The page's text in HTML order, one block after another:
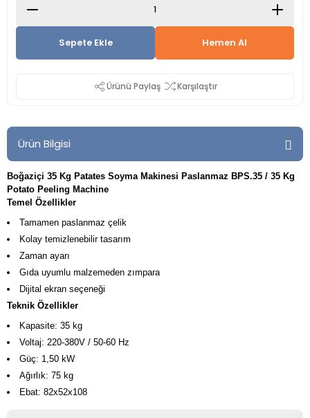
Sepete Ekle Hemen Al
Ürünü Paylaş Karşılaştır
Ürün Bilgisi
Boğaziçi 35 Kg Patates Soyma Makinesi Paslanmaz BPS.35 / 35 Kg
Potato Peeling Machine
Temel Özellikler
Tamamen paslanmaz çelik
Kolay temizlenebilir tasarım
Zaman ayarı
Gıda uyumlu malzemeden zımpara
Dijital ekran seçeneği
Teknik Özellikler
Kapasite: 35 kg
Voltaj: 220-380V / 50-60 Hz
Güç: 1,50 kW
Ağırlık: 75 kg
Ebat: 82x52x108